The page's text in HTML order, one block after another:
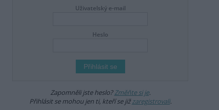
Uživatelský e-mail
Heslo
Zapomněli jste heslo?Změňte si je.
Přihlásit se mohou jen ti, kteří se jižzaregistrovali.